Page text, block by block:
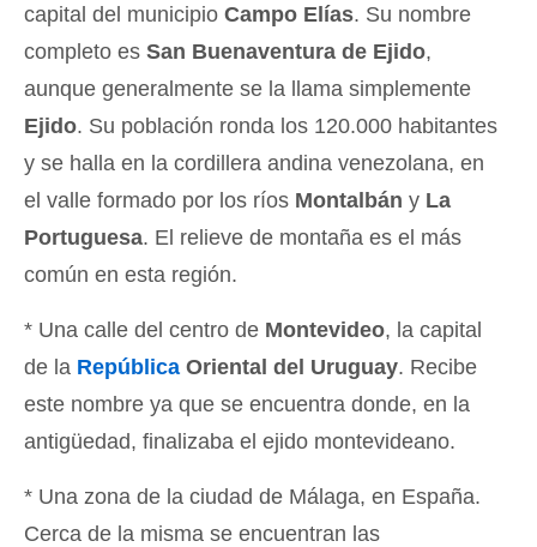
capital del municipio Campo Elías. Su nombre
completo es San Buenaventura de Ejido,
aunque generalmente se la llama simplemente
Ejido. Su población ronda los 120.000 habitantes
y se halla en la cordillera andina venezolana, en
el valle formado por los ríos Montalbán y La
Portuguesa. El relieve de montaña es el más
común en esta región.
* Una calle del centro de Montevideo, la capital
de la República Oriental del Uruguay. Recibe
este nombre ya que se encuentra donde, en la
antigüedad, finalizaba el ejido montevideano.
* Una zona de la ciudad de Málaga, en España.
Cerca de la misma se encuentran las